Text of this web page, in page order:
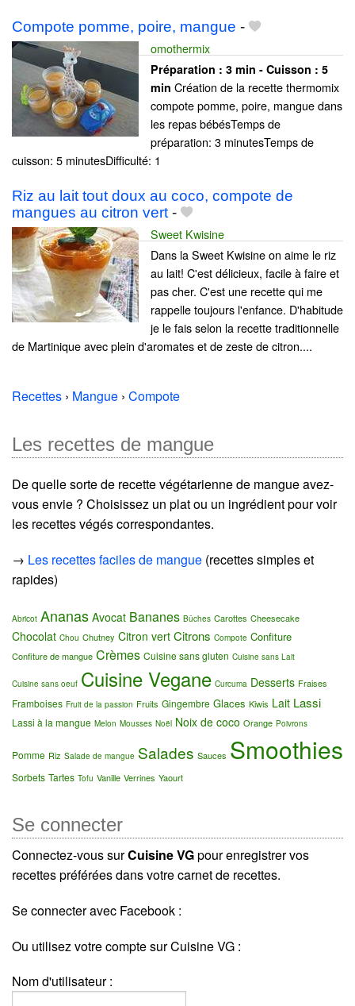
Compote pomme, poire, mangue -
omothermix
Préparation : 3 min - Cuisson : 5
min Création de la recette thermomix
compote pomme, poire, mangue dans
les repas bébésTemps de
préparation: 3 minutesTemps de
cuisson: 5 minutesDifficulté: 1
Riz au lait tout doux au coco, compote de
mangues au citron vert -
Sweet Kwisine
Dans la Sweet Kwisine on aime le riz
au lait! C'est délicieux, facile à faire et
pas cher. C'est une recette qui me
rappelle toujours l'enfance. D'habitude
je le fais selon la recette traditionnelle
de Martinique avec plein d'aromates et de zeste de citron....
Recettes › Mangue › Compote
Les recettes de mangue
De quelle sorte de recette végétarienne de mangue avez-
vous envie ? Choisissez un plat ou un ingrédient pour voir
les recettes végés correspondantes.
→ Les recettes faciles de mangue (recettes simples et
rapides)
Abricot Ananas Avocat Bananes Bûches Carottes Cheesecake
Chocolat Chou Chutney Citron vert Citrons Compote Confiture
Confiture de mangue Crèmes Cuisine sans gluten Cuisine sans Lait
Cuisine sans oeuf Cuisine Vegane Curcuma Desserts Fraises
Framboises Fruit de la passion Fruits Gingembre Glaces Kiwis Lait Lassi
Lassi à la mangue Melon Mousses Noël Noix de coco Orange Poivrons
Pomme Riz Salade de mangue Salades Sauces Smoothies
Sorbets Tartes Tofu Vanille Verrines Yaourt
Se connecter
Connectez-vous surCuisine VGpour enregistrer vos
recettes préférées dans votre carnet de recettes.
Se connecter avec Facebook :
Ou utilisez votre compte sur Cuisine VG :
Nom d'utilisateur :